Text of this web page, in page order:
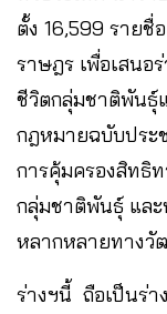
ตั้ง 16,599 รายชื่
ราษฎร เพื่อเสนอ
ชีวิตกลุ่มชาติพันธุ์
กฎหมายฉบับประ
การคุ้มครองสิทธิ
กลุ่มชาติพันธุ์ และ
หลากหลายทางวั
ร่างฯนี้ ถือเป็นร่